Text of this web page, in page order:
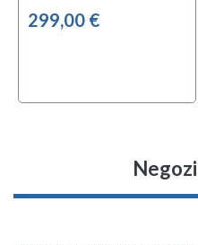
299,00 €